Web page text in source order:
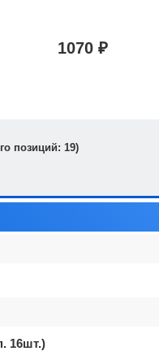
1070 ₽
позиций: 19)
16шт.)